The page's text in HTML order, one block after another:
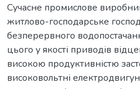
Сучасне промислове
житлово-господарське
безперервного
цього у якості приводів
високою продуктивністю
високовольтні